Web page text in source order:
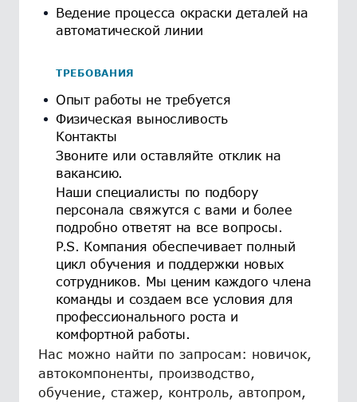
Ведение процесса окраски деталей на
автоматической линии
ТРЕБОВАНИЯ
Опыт работы не требуется
Физическая выносливость
Контакты
Звоните или оставляйте отклик на
вакансию.
Наши специалисты по подбору
персонала свяжутся с вами и более
подробно ответят на все вопросы.
P.S. Компания обеспечивает полный
цикл обучения и поддержки новых
сотрудников. Мы ценим каждого члена
команды и создаем все условия для
профессионального роста и
комфортной работы.
Нас можно найти по запросам: новичок,
автокомпоненты, производство,
обучение, стажер, контроль, автопром,